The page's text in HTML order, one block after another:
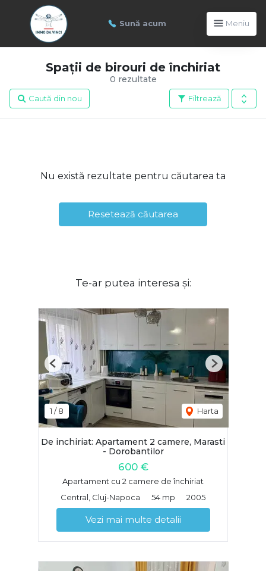
Sună acum Meniu
0 rezultate
Spații de birouri de închiriat
Filtrează
Caută din nou
Nu există rezultate pentru căutarea ta
Resetează căutarea
Te-ar putea interesa și:
1 /8 Harta
Previous Next
De inchiriat: Apartament 2 camere, Marasti
- Dorobantilor
600 €
Apartament cu 2 camere de închiriat
Central, Cluj-Napoca
54 mp 2005
Vezi mai multe detalii